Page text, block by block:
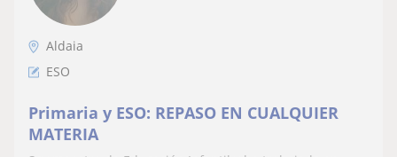
Aldaia
ESO
Primaria y ESO: REPASO EN CUALQUIER
MATERIA